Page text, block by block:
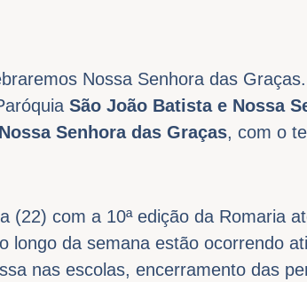
Nossa Senhora das
São João Batista e Nossa
Senhora das Graças, com o
(22) com a 10ª edição da Romaria
longo da semana estão ocorrendo
nas escolas, encerramento das